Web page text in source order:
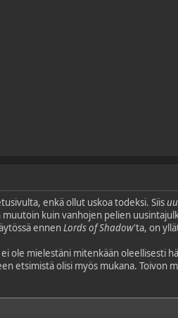
enkä ollut uskoa todeksi. Siis
kuin vanhojen pelien
ennenLords of Shadow'ta, on
ole mielestäni mitenkään oleellisesti
etsimistä olisi myös mukana. Toivon